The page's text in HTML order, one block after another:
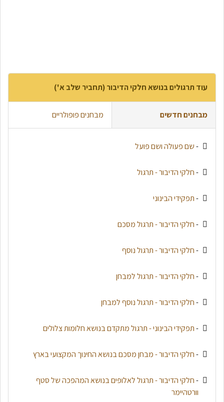
עוד תרגולים בנושא חלקי הדיבור (תחביר שלב א')
מבחנים חדשים מבחנים פופולריים
-שם פעולה ושם פועל
-חלקי הדיבור - תרגול
-תפקידי הבינוני
-חלקי הדיבור - תרגול מסכם
-חלקי הדיבור - תרגול נוסף
-חלקי הדיבור - תרגול למבחן
-חלקי הדיבור - תרגול נוסף למבחן
-תפקידי הבינוני - תרגול מתקדם בנושא חלומות צלולים
-חלקי הדיבור - מבחן מסכם בנושא החינוך המקצועי בארץ
-חלקי הדיבור - תרגול לאלופים בנושא המהפכה של סטף
וורטהיימר